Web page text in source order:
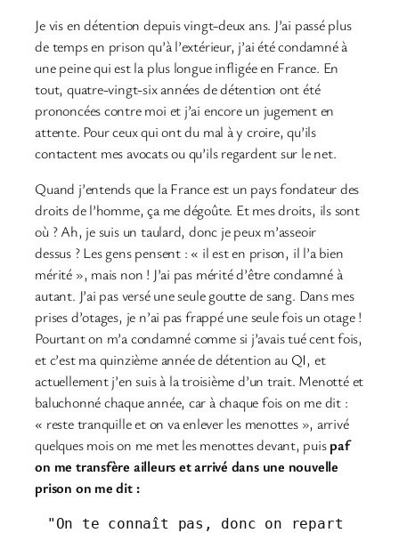
Je vis en détention depuis vingt-deux ans. J’ai passé plus
de temps en prison qu’à l’extérieur, j’ai été condamné à
une peine qui est la plus longue infligée en France. En
tout, quatre-vingt-six années de détention ont été
prononcées contre moi et j’ai encore un jugement en
attente. Pour ceux qui ont du mal à y croire, qu’ils
contactent mes avocats ou qu’ils regardent sur le net.
Quand j’entends que la France est un pays fondateur des
droits de l’homme, ça me dégoûte. Et mes droits, ils sont
où ? Ah, je suis un taulard, donc je peux m’asseoir
dessus ? Les gens pensent : « il est en prison, il l’a bien
mérité », mais non ! J’ai pas mérité d’être condamné à
autant. J’ai pas versé une seule goutte de sang. Dans mes
prises d’otages, je n’ai pas frappé une seule fois un otage !
Pourtant on m’a condamné comme si j’avais tué cent fois,
et c’est ma quinzième année de détention au QI, et
actuellement j’en suis à la troisième d’un trait. Menotté et
baluchonné chaque année, car à chaque fois on me dit :
« reste tranquille et on va enlever les menottes », arrivé
quelques mois on me met les menottes devant, puispaf
on me transfère ailleurs et arrivé dans une nouvelle
prison on me dit :
"On te connaît pas, donc on repart